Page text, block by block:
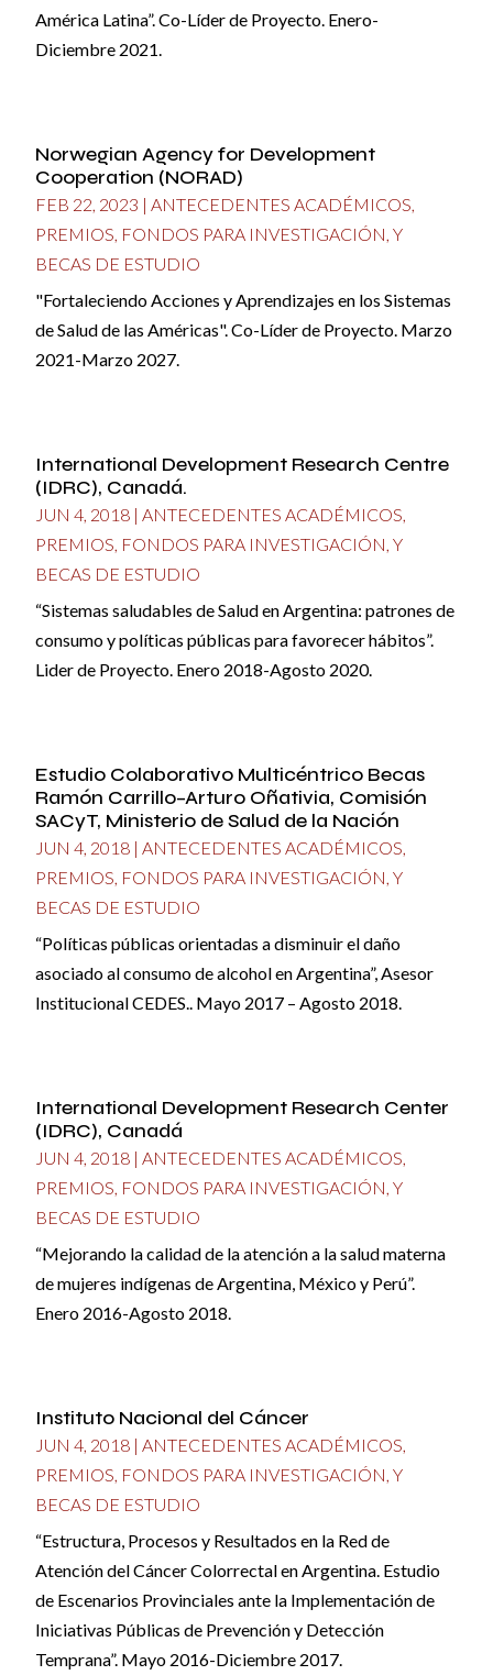
América Latina”. Co-Líder de Proyecto. Enero-
Diciembre 2021.
Norwegian Agency for Development
Cooperation (NORAD)
FEB 22, 2023 |ANTECEDENTES ACADÉMICOS,
PREMIOS, FONDOS PARA INVESTIGACIÓN, Y
BECAS DE ESTUDIO
"Fortaleciendo Acciones y Aprendizajes en los Sistemas
de Salud de las Américas". Co-Líder de Proyecto. Marzo
2021-Marzo 2027.
International Development Research Centre
(IDRC), Canadá.
JUN 4, 2018 |ANTECEDENTES ACADÉMICOS,
PREMIOS, FONDOS PARA INVESTIGACIÓN, Y
BECAS DE ESTUDIO
“Sistemas saludables de Salud en Argentina: patrones de
consumo y políticas públicas para favorecer hábitos”.
Lider de Proyecto. Enero 2018-Agosto 2020.
Estudio Colaborativo Multicéntrico Becas
Ramón Carrillo–Arturo Oñativia, Comisión
SACyT, Ministerio de Salud de la Nación
JUN 4, 2018 |ANTECEDENTES ACADÉMICOS,
PREMIOS, FONDOS PARA INVESTIGACIÓN, Y
BECAS DE ESTUDIO
“Políticas públicas orientadas a disminuir el daño
asociado al consumo de alcohol en Argentina”, Asesor
Institucional CEDES.. Mayo 2017 – Agosto 2018.
International Development Research Center
(IDRC), Canadá
JUN 4, 2018 |ANTECEDENTES ACADÉMICOS,
PREMIOS, FONDOS PARA INVESTIGACIÓN, Y
BECAS DE ESTUDIO
“Mejorando la calidad de la atención a la salud materna
de mujeres indígenas de Argentina, México y Perú”.
Enero 2016-Agosto 2018.
Instituto Nacional del Cáncer
JUN 4, 2018 |ANTECEDENTES ACADÉMICOS,
PREMIOS, FONDOS PARA INVESTIGACIÓN, Y
BECAS DE ESTUDIO
“Estructura, Procesos y Resultados en la Red de
Atención del Cáncer Colorrectal en Argentina. Estudio
de Escenarios Provinciales ante la Implementación de
Iniciativas Públicas de Prevención y Detección
Temprana”. Mayo 2016-Diciembre 2017.